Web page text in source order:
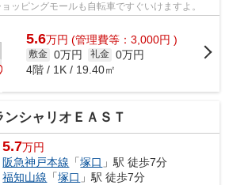
ッピングモールも自転車ですぐいけますよ。
5.6万円 (管理費等：3,000円 )
敷金 0万円 礼金 0万円
4階 / 1K / 19.40㎡
ンシャリオＥＡＳＴ
5.7万円
阪急神戸本線 「塚口 」駅 徒歩7分
福知山線 「塚口 」駅 徒歩7分